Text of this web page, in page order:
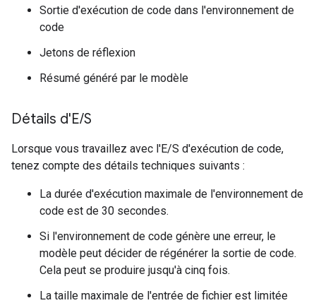
Sortie d'exécution de code dans l'environnement de
code
Jetons de réflexion
Résumé généré par le modèle
Détails d'E/S
Lorsque vous travaillez avec l'E/S d'exécution de code,
tenez compte des détails techniques suivants :
La durée d'exécution maximale de l'environnement de
code est de 30 secondes.
Si l'environnement de code génère une erreur, le
modèle peut décider de régénérer la sortie de code.
Cela peut se produire jusqu'à cinq fois.
La taille maximale de l'entrée de fichier est limitée